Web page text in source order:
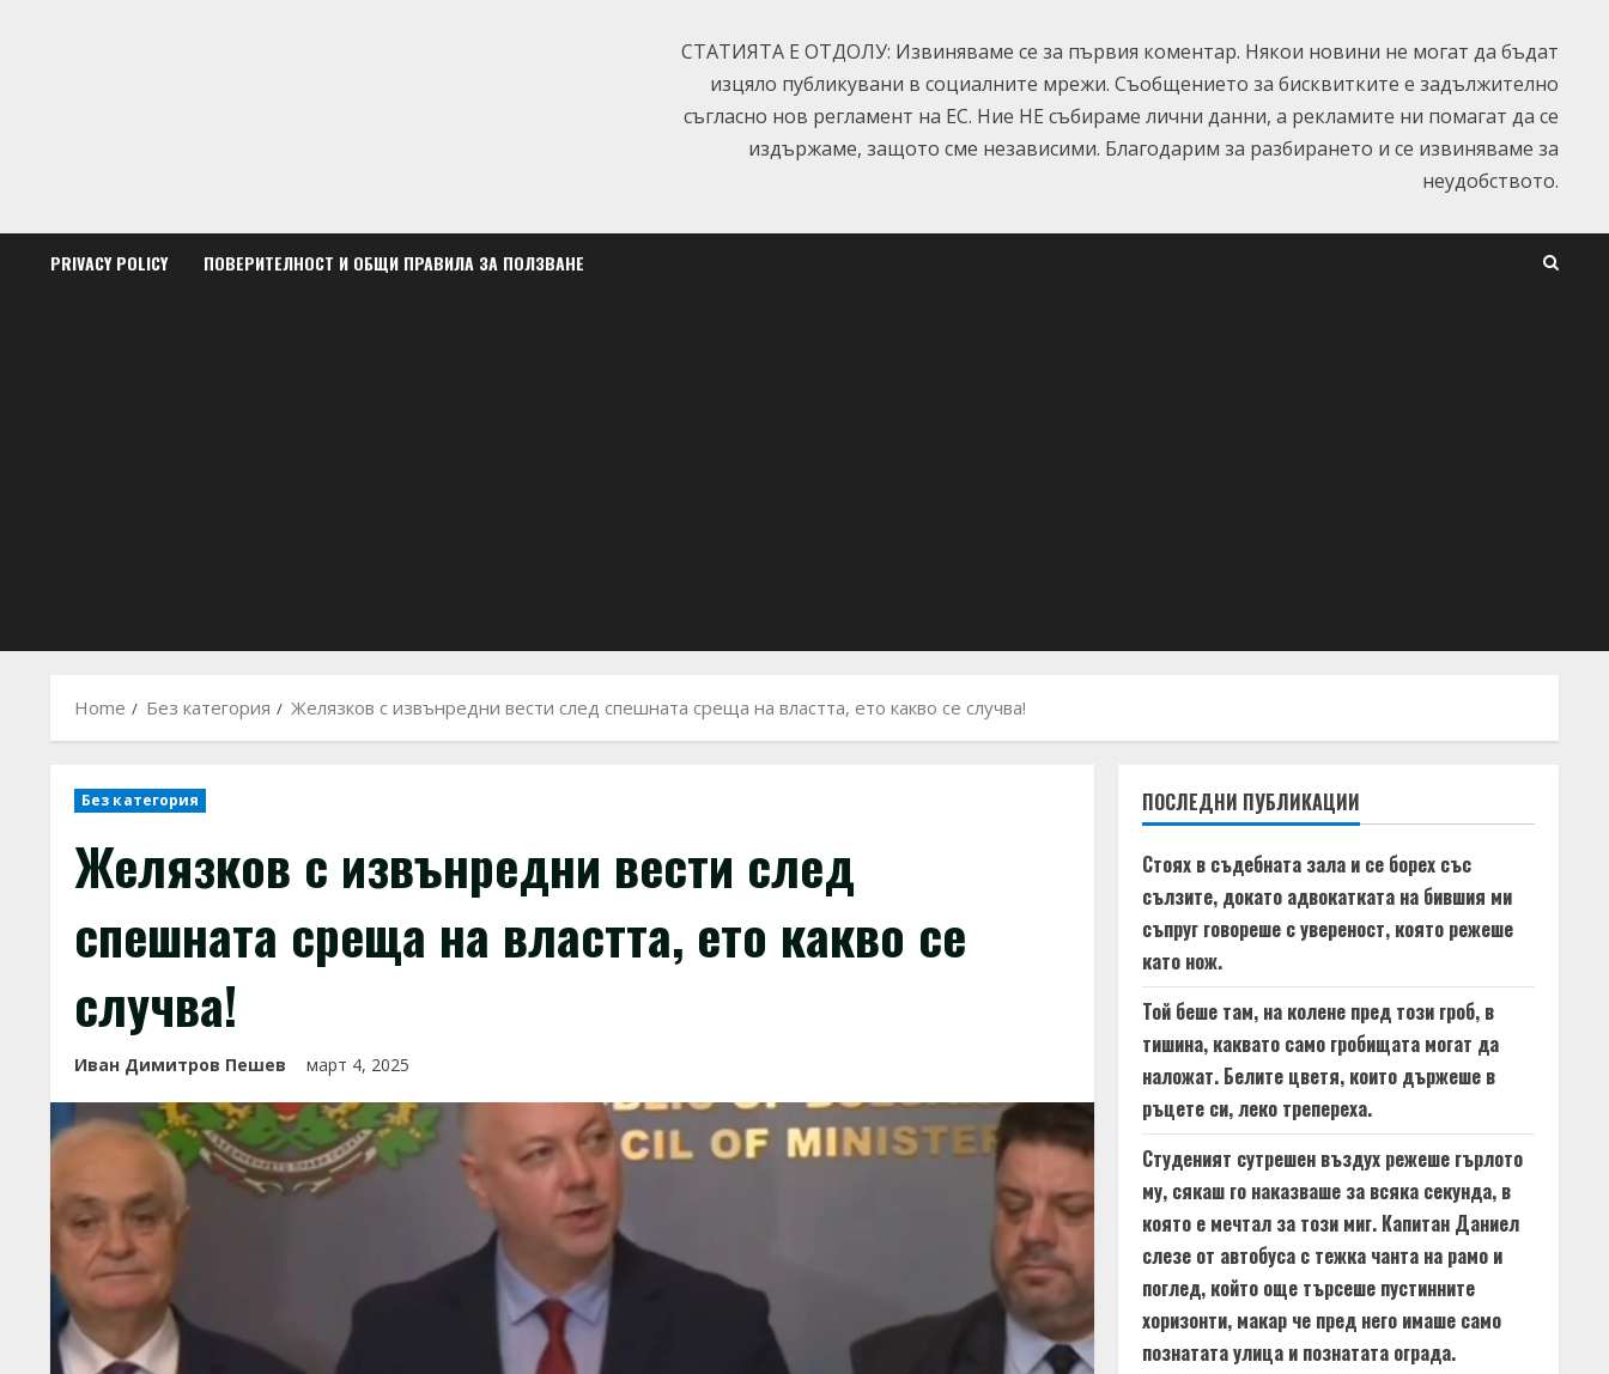
СТАТИЯТА Е ОТДОЛУ: Извиняваме се за първия коментар. Някои новини не могат да бъдат
изцяло публикувани в социалните мрежи. Съобщението за бисквитките е задължително
съгласно нов регламент на ЕС. Ние НЕ събираме лични данни, а рекламите ни помагат да се
издържаме, защото сме независими. Благодарим за разбирането и се извиняваме за
неудобството.
PRIVACY POLICY ПОВЕРИТЕЛНОСТ И ОБЩИ ПРАВИЛА ЗА ПОЛЗВАНЕ
Home Без категория Желязков с извънредни вести след спешната среща на властта, ето какво се случва!
Без категория
Желязков с извънредни вести след
спешната среща на властта, ето какво се
случва!
Иван Димитров Пешев март 4, 2025
ПОСЛЕДНИ ПУБЛИКАЦИИ
Стоях в съдебната зала и се борех със
сълзите, докато адвокатката на бившия ми
съпруг говореше с увереност, която режеше
като нож.
Той беше там, на колене пред този гроб, в
тишина, каквато само гробищата могат да
наложат. Белите цветя, които държеше в
ръцете си, леко трепереха.
Студеният сутрешен въздух режеше гърлото
му, сякаш го наказваше за всяка секунда, в
която е мечтал за този миг. Капитан Даниел
слезе от автобуса с тежка чанта на рамо и
поглед, който още търсеше пустинните
хоризонти, макар че пред него имаше само
познатата улица и познатата ограда.